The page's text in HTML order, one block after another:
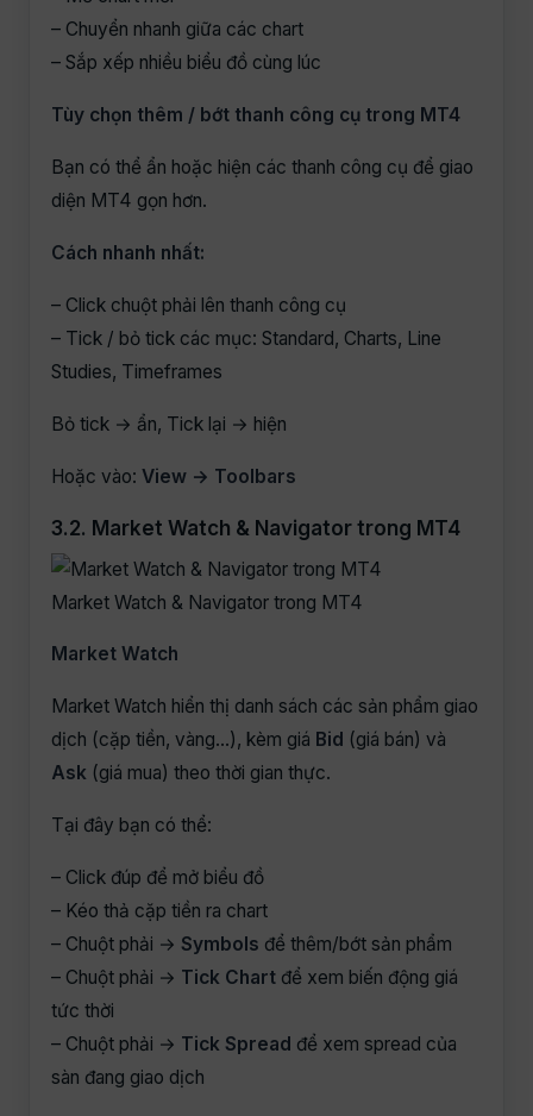
– Chuyển nhanh giữa các chart
– Sắp xếp nhiều biểu đồ cùng lúc
Tùy chọn thêm / bớt thanh công cụ trong MT4
Bạn có thể ẩn hoặc hiện các thanh công cụ để giao
diện MT4 gọn hơn.
Cách nhanh nhất:
– Click chuột phải lên thanh công cụ
– Tick / bỏ tick các mục: Standard, Charts, Line
Studies, Timeframes
Bỏ tick → ẩn, Tick lại → hiện
Hoặc vào: View → Toolbars
3.2. Market Watch & Navigator trong MT4
Market Watch & Navigator trong MT4
Market Watch
Market Watch hiển thị danh sách các sản phẩm giao
dịch (cặp tiền, vàng…), kèm giá Bid (giá bán) và
Ask (giá mua) theo thời gian thực.
Tại đây bạn có thể:
– Click đúp để mở biểu đồ
– Kéo thả cặp tiền ra chart
– Chuột phải → Symbols để thêm/bớt sản phẩm
– Chuột phải → Tick Chart để xem biến động giá
tức thời
– Chuột phải → Tick Spread để xem spread của
sàn đang giao dịch